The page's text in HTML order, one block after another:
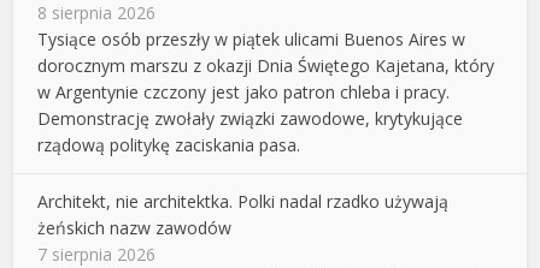
8 sierpnia 2026
Tysiące osób przeszły w piątek ulicami Buenos Aires w
dorocznym marszu z okazji Dnia Świętego Kajetana, który
w Argentynie czczony jest jako patron chleba i pracy.
Demonstrację zwołały związki zawodowe, krytykujące
rządową politykę zaciskania pasa.
Architekt, nie architektka. Polki nadal rzadko używają
żeńskich nazw zawodów
7 sierpnia 2026